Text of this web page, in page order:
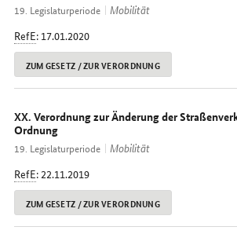
19. Legislaturperiode
Mobilität
RefE: 17.01.2020
ZUM GESETZ / ZUR VERORDNUNG
XX. Verordnung zur Änderung der
Ordnung
19. Legislaturperiode
Mobilität
RefE: 22.11.2019
ZUM GESETZ / ZUR VERORDNUNG